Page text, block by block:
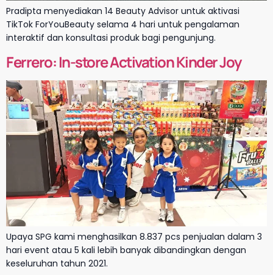
Pradipta menyediakan 14 Beauty Advisor untuk aktivasi
TikTok ForYouBeauty selama 4 hari untuk pengalaman
interaktif dan konsultasi produk bagi pengunjung.
Ferrero: In-store Activation Kinder Joy
Upaya SPG kami menghasilkan 8.837 pcs penjualan dalam 3
hari event atau 5 kali lebih banyak dibandingkan dengan
keseluruhan tahun 2021.